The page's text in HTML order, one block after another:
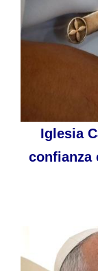
Iglesia
confianza